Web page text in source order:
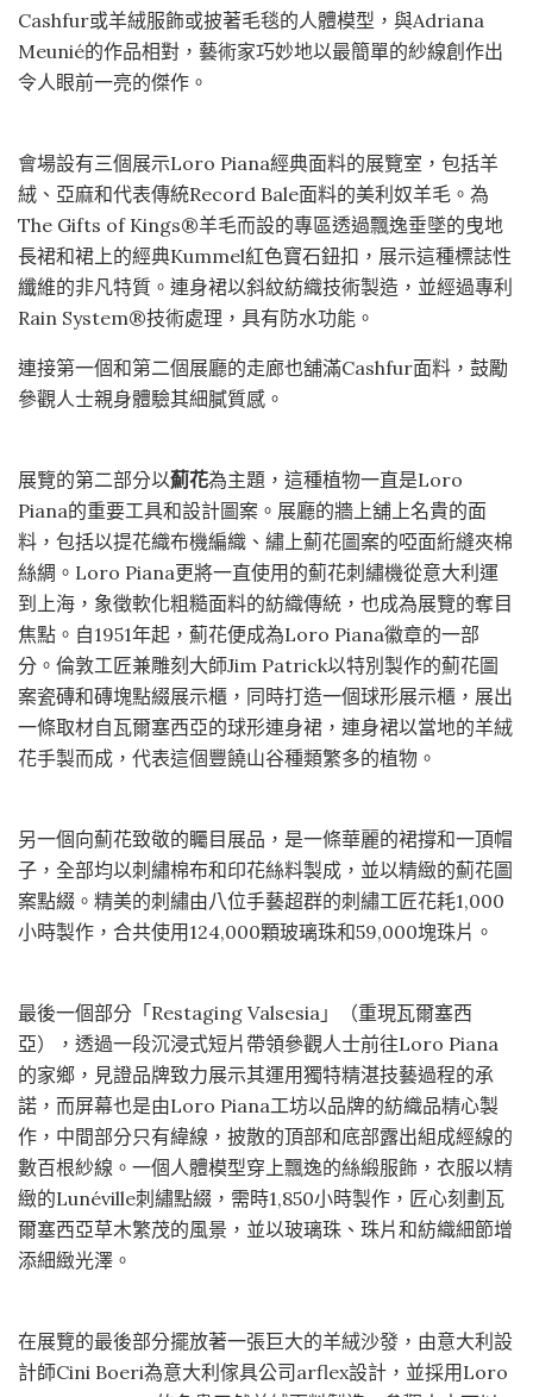
Cashfur或羊絨服飾或披著毛毯的人體模型，與Adriana
Meunié的作品相對，藝術家巧妙地以最簡單的紗線創作出
令人眼前一亮的傑作。
會場設有三個展示Loro Piana經典面料的展覽室，包括羊
絨、亞麻和代表傳統Record Bale面料的美利奴羊毛。為
The Gifts of Kings®羊毛而設的專區透過飄逸垂墜的曳地
長裙和裙上的經典Kummel紅色寶石鈕扣，展示這種標誌性
纖維的非凡特質。連身裙以斜紋紡織技術製造，並經過專利
Rain System®技術處理，具有防水功能。
連接第一個和第二個展廳的走廊也舖滿Cashfur面料，鼓勵
參觀人士親身體驗其細膩質感。
展覽的第二部分以薊花為主題，這種植物一直是Loro
Piana的重要工具和設計圖案。展廳的牆上舖上名貴的面
料，包括以提花織布機編織、繡上薊花圖案的啞面絎縫夾棉
絲綢。Loro Piana更將一直使用的薊花刺繡機從意大利運
到上海，象徵軟化粗糙面料的紡織傳統，也成為展覽的奪目
焦點。自1951年起，薊花便成為Loro Piana徽章的一部
分。倫敦工匠兼雕刻大師Jim Patrick以特別製作的薊花圖
案瓷磚和磚塊點綴展示櫃，同時打造一個球形展示櫃，展出
一條取材自瓦爾塞西亞的球形連身裙，連身裙以當地的羊絨
花手製而成，代表這個豐饒山谷種類繁多的植物。
另一個向薊花致敬的矚目展品，是一條華麗的裙撐和一頂帽
子，全部均以刺繡棉布和印花絲料製成，並以精緻的薊花圖
案點綴。精美的刺繡由八位手藝超群的刺繡工匠花耗1,000
小時製作，合共使用124,000顆玻璃珠和59,000塊珠片。
最後一個部分「Restaging Valsesia」（重現瓦爾塞西
亞），透過一段沉浸式短片帶領參觀人士前往Loro Piana
的家鄉，見證品牌致力展示其運用獨特精湛技藝過程的承
諾，而屏幕也是由Loro Piana工坊以品牌的紡織品精心製
作，中間部分只有緯線，披散的頂部和底部露出組成經線的
數百根紗線。一個人體模型穿上飄逸的絲緞服飾，衣服以精
緻的Lunéville刺繡點綴，需時1,850小時製作，匠心刻劃瓦
爾塞西亞草木繁茂的風景，並以玻璃珠、珠片和紡織細節增
添細緻光澤。
在展覽的最後部分擺放著一張巨大的羊絨沙發，由意大利設
計師Cini Boeri為意大利傢具公司arflex設計，並採用Loro